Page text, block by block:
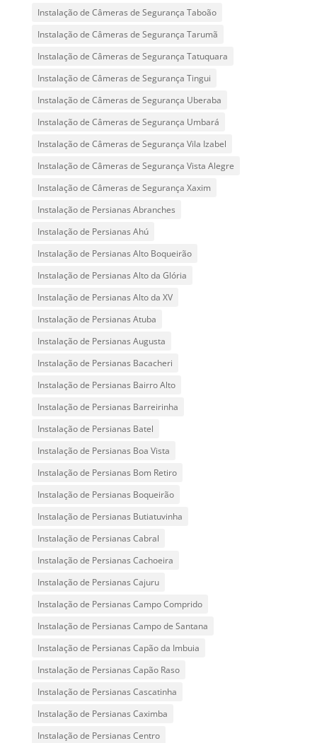
Instalação de Câmeras de Segurança Taboão
Instalação de Câmeras de Segurança Tarumã
Instalação de Câmeras de Segurança Tatuquara
Instalação de Câmeras de Segurança Tingui
Instalação de Câmeras de Segurança Uberaba
Instalação de Câmeras de Segurança Umbará
Instalação de Câmeras de Segurança Vila Izabel
Instalação de Câmeras de Segurança Vista Alegre
Instalação de Câmeras de Segurança Xaxim
Instalação de Persianas Abranches
Instalação de Persianas Ahú
Instalação de Persianas Alto Boqueirão
Instalação de Persianas Alto da Glória
Instalação de Persianas Alto da XV
Instalação de Persianas Atuba
Instalação de Persianas Augusta
Instalação de Persianas Bacacheri
Instalação de Persianas Bairro Alto
Instalação de Persianas Barreirinha
Instalação de Persianas Batel
Instalação de Persianas Boa Vista
Instalação de Persianas Bom Retiro
Instalação de Persianas Boqueirão
Instalação de Persianas Butiatuvinha
Instalação de Persianas Cabral
Instalação de Persianas Cachoeira
Instalação de Persianas Cajuru
Instalação de Persianas Campo Comprido
Instalação de Persianas Campo de Santana
Instalação de Persianas Capão da Imbuia
Instalação de Persianas Capão Raso
Instalação de Persianas Cascatinha
Instalação de Persianas Caximba
Instalação de Persianas Centro